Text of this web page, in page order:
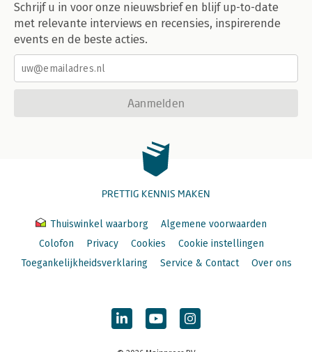
Schrijf u in voor onze nieuwsbrief en blijf up-to-date
met relevante interviews en recensies, inspirerende
events en de beste acties.
Aanmelden
PRETTIG KENNIS MAKEN
Thuiswinkel waarborg
Algemene voorwaarden
Colofon
Privacy Cookies
Cookie instellingen
Toegankelijkheidsverklaring
Service & Contact Over ons